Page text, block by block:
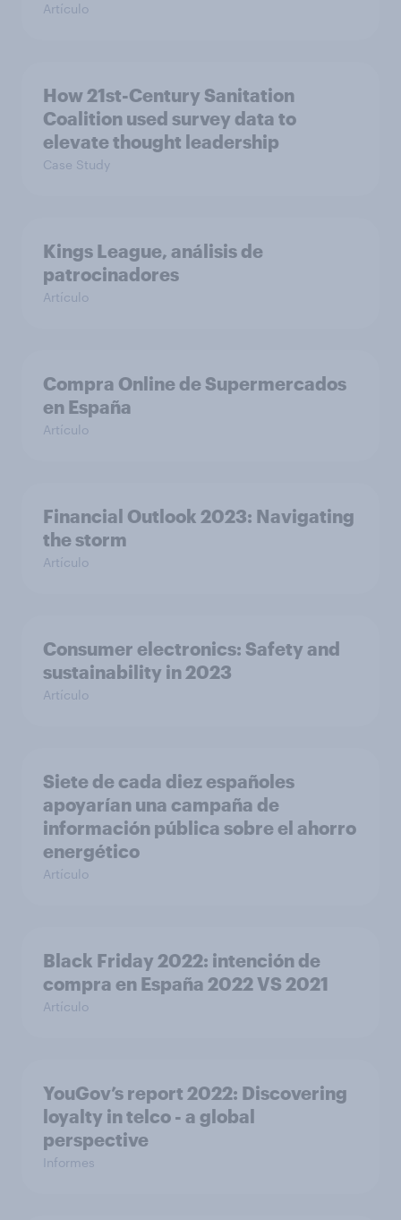
Artículo
How 21st-Century Sanitation
Coalition used survey data to
elevate thought leadership
Case Study
Kings League, análisis de
patrocinadores
Artículo
Compra Online de Supermercados
en España
Artículo
Financial Outlook 2023: Navigating
the storm
Artículo
Consumer electronics: Safety and
sustainability in 2023
Artículo
Siete de cada diez españoles
apoyarían una campaña de
información pública sobre el ahorro
energético
Artículo
Black Friday 2022: intención de
compra en España 2022 VS 2021
Artículo
YouGov’s report 2022: Discovering
loyalty in telco - a global
perspective
Informes